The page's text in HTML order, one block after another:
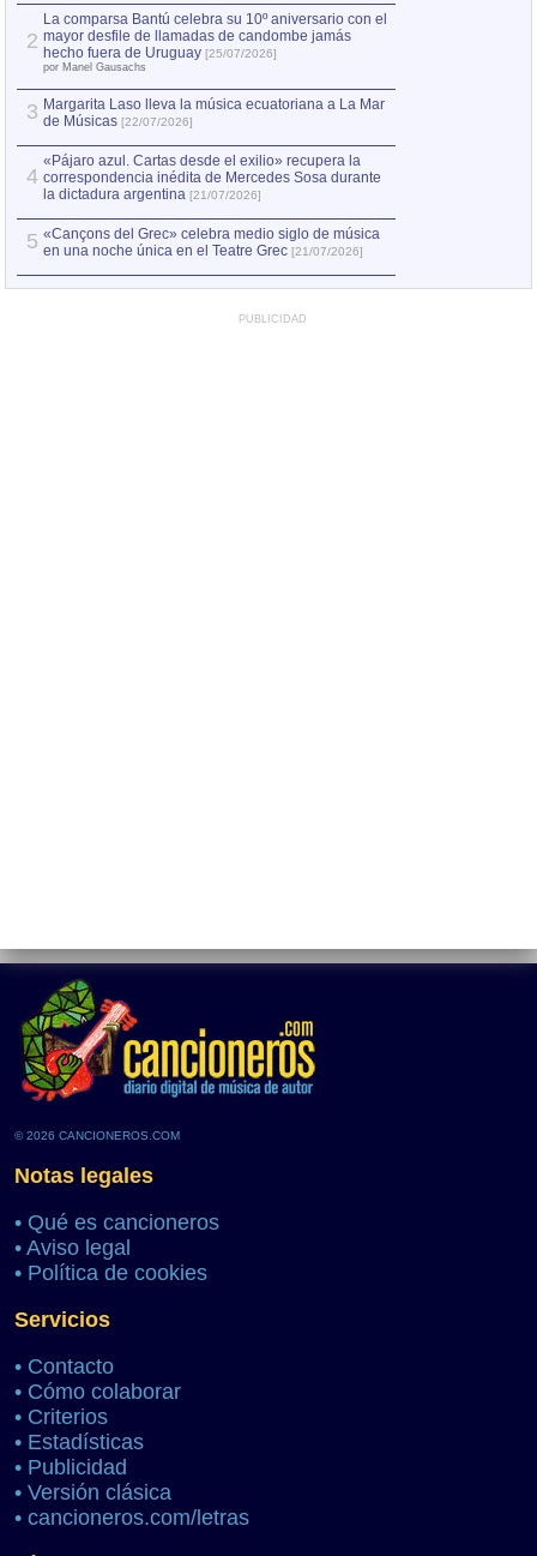
2
La comparsa Bantú celebra su 10º aniversario con el
mayor desfile de llamadas de candombe jamás
hecho fuera de Uruguay [25/07/2026]
por Manel Gausachs
3 Margarita Laso lleva la música ecuatoriana a La Mar
de Músicas [22/07/2026]
4
«Pájaro azul. Cartas desde el exilio» recupera la
correspondencia inédita de Mercedes Sosa durante
la dictadura argentina [21/07/2026]
5 «Cançons del Grec» celebra medio siglo de música
en una noche única en el Teatre Grec [21/07/2026]
PUBLICIDAD
© 2026 CANCIONEROS.COM
Notas legales
• Qué es cancioneros
• Aviso legal
• Política de cookies
Servicios
• Contacto
• Cómo colaborar
• Criterios
• Estadísticas
• Publicidad
• Versión clásica
• cancioneros.com/letras